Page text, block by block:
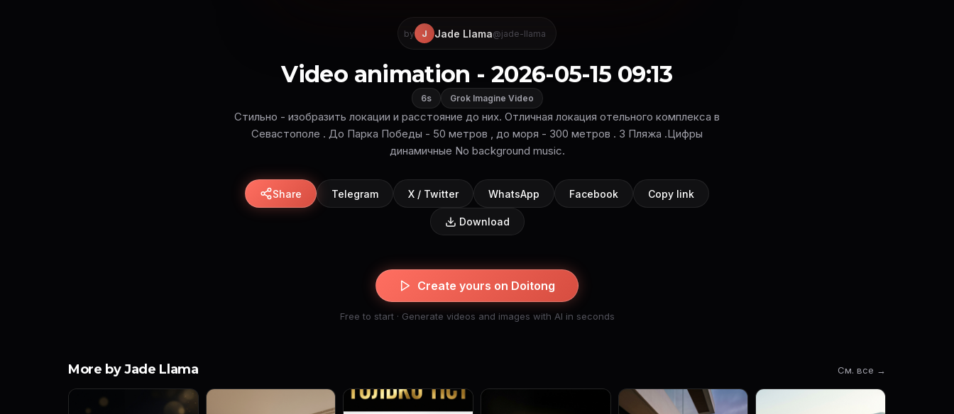
by J Jade Llama@jade-llama
Video animation - 2026-05-15 09:13
6s Grok Imagine Video
Стильно - изобразить локации и расстояние до них. Отличная локация отельного комплекса в
Севастополе . До Парка Победы - 50 метров , до моря - 300 метров . 3 Пляжа .Цифры
динамичные No background music.
Share Telegram X / Twitter WhatsApp Facebook Copy link
Download
Create yours on Doitong
Free to start · Generate videos and images with AI in seconds
More by Jade Llama См. все →